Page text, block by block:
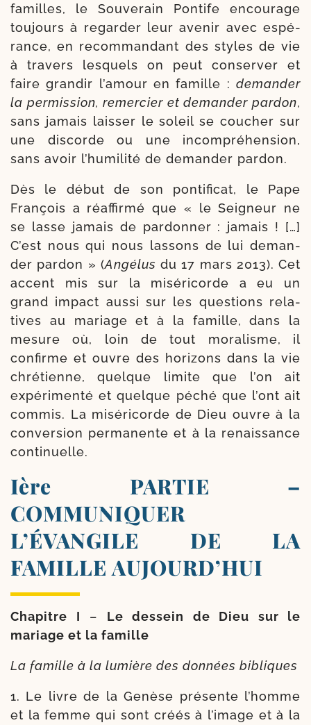
familles, le Souverain Pontife encou­rage
tou­jours à regar­der leur ave­nir avec espé­
rance, en recom­man­dant des styles de vie
à tra­vers les­quels on peut conser­ver et
faire gran­dir l’amour en famille : deman­der
la per­mis­sion, remer­cier et deman­der par­don,
sans jamais lais­ser le soleil se cou­cher sur
une dis­corde ou une incom­pré­hen­sion,
sans avoir l’humilité de deman­der pardon.
Dès le début de son pon­ti­fi­cat, le Pape
François a réaf­fir­mé que « le Seigneur ne
se lasse jamais de par­don­ner : jamais ! […]
C’est nous qui nous las­sons de lui deman­
der par­don » (Angélus du 17 mars 2013). Cet
accent mis sur la misé­ri­corde a eu un
grand impact aus­si sur les ques­tions rela­
tives au mariage et à la famille, dans la
mesure où, loin de tout mora­lisme, il
confirme et ouvre des hori­zons dans la vie
chré­tienne, quelque limite que l’on ait
expé­ri­men­té et quelque péché que l’ont ait
com­mis. La misé­ri­corde de Dieu ouvre à la
conver­sion per­ma­nente et à la renais­sance
continuelle.
Ière PARTIE –
COMMUNIQUER
L’ÉVANGILE DE LA
FAMILLE AUJOURD’HUI
Chapitre I – Le des­sein de Dieu sur le
mariage et la famille
La famille à la lumière des don­nées bibliques
1. Le livre de la Genèse pré­sente l’homme
et la femme qui sont créés à l’image et à la